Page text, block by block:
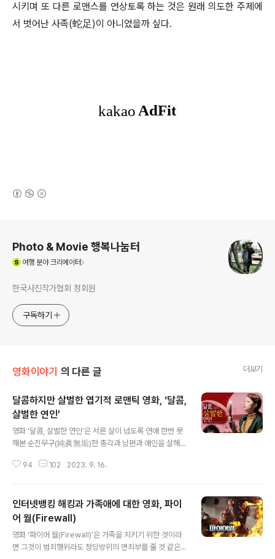
시키며 또 다른 로맨스를 연상토록 하는 것은 원래 의도한 주제에
서 벗어난 사족(蛇足)이 아니었을까 싶다.
Photo & Movie 행복나눔터
여행분야 크리에이터
한국사진작가협회 정회원
구독하기
영화이야기 의 다른 글 더보기
달콤하지만 살벌한 엽기적 로맨틱 영화, ‘달콤,
살벌한 연인’
영화 ‘달콤, 살벌한 연인’은 서른 살이 넘도록 연애 한번 못
해본 순진무구(純眞無垢)한 총각과 남편과 애인을 살해하
시무시한 엽기적 로맨틱 영화라 할 수 있다. 영화 ‘달콤, 살
평범한 남녀간의 사랑이야기는 아닌 것 같다. 얼마 전 자신
의 갓난아이를 2명이나 살해하고 자신의 아파트 냉장고에
보관하고 있던 비정한 엄마에 대한 끔찍한 영아살인 뉴스
를 접하기도 하였지만, 남편과 애인을 살해하고 자신의 김
치 냉장고에 보관하고 있던 무시무시한 여인과 지식인이면
94 102 2023. 9. 16.
인터넷뱅킹 해킹과 가족애에 대한 영화, 파이
어 월(Firewall)
영화 ‘파이어 월(Firewall)’은 가족을 지키기 위한 것이라
면 그것이 범죄행위라도 정당방위의 면죄부를 줄 것 같은